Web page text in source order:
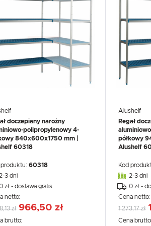
doczepiany narożny
polipropylenowy 4-
840x600x1750 mm |
60318
produktu: 60318
2-3 dni
zł - dostawa gratis
netto:
zł 966,50 zł
brutto:
Alushelf
Regał
półkowy
Alushelf
Kod
2-3 dni
0 zł -
Cena netto:
1 273,17 zł
Cena brutto: